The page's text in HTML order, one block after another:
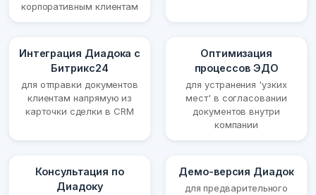
корпоративным клиентам
Интеграция Диадока с
Битрикс24
для отправки документов
клиентам напрямую из
карточки сделки в CRM
Оптимизация
процессов ЭДО
для устранения 'узких
мест' в согласовании
документов внутри
компании
Консультация по
Диадоку
Демо-версия Диадок
для предварительного